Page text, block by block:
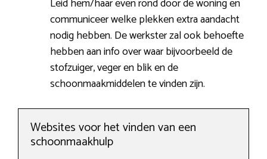
communiceer welke plekken extra aandacht
nodig hebben. De werkster zal ook behoefte
hebben aan info over waar bijvoorbeeld de
stofzuiger, veger en blik en de
schoonmaakmiddelen te vinden zijn.
Websites voor het vinden van een
schoonmaakhulp